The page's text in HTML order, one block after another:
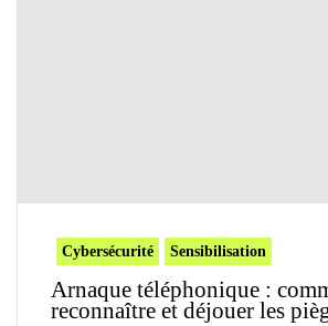
Cybersécurité Sensibilisation
Arnaque téléphonique :
reconnaître et déjouer les